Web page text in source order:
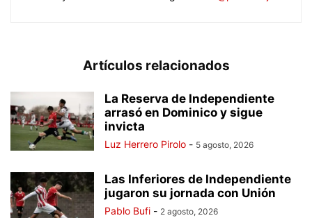
Artículos relacionados
La Reserva de Independiente
arrasó en Dominico y sigue
invicta
Luz Herrero Pirolo - 5 agosto, 2026
Las Inferiores de Independiente
jugaron su jornada con Unión
Pablo Bufi - 2 agosto, 2026